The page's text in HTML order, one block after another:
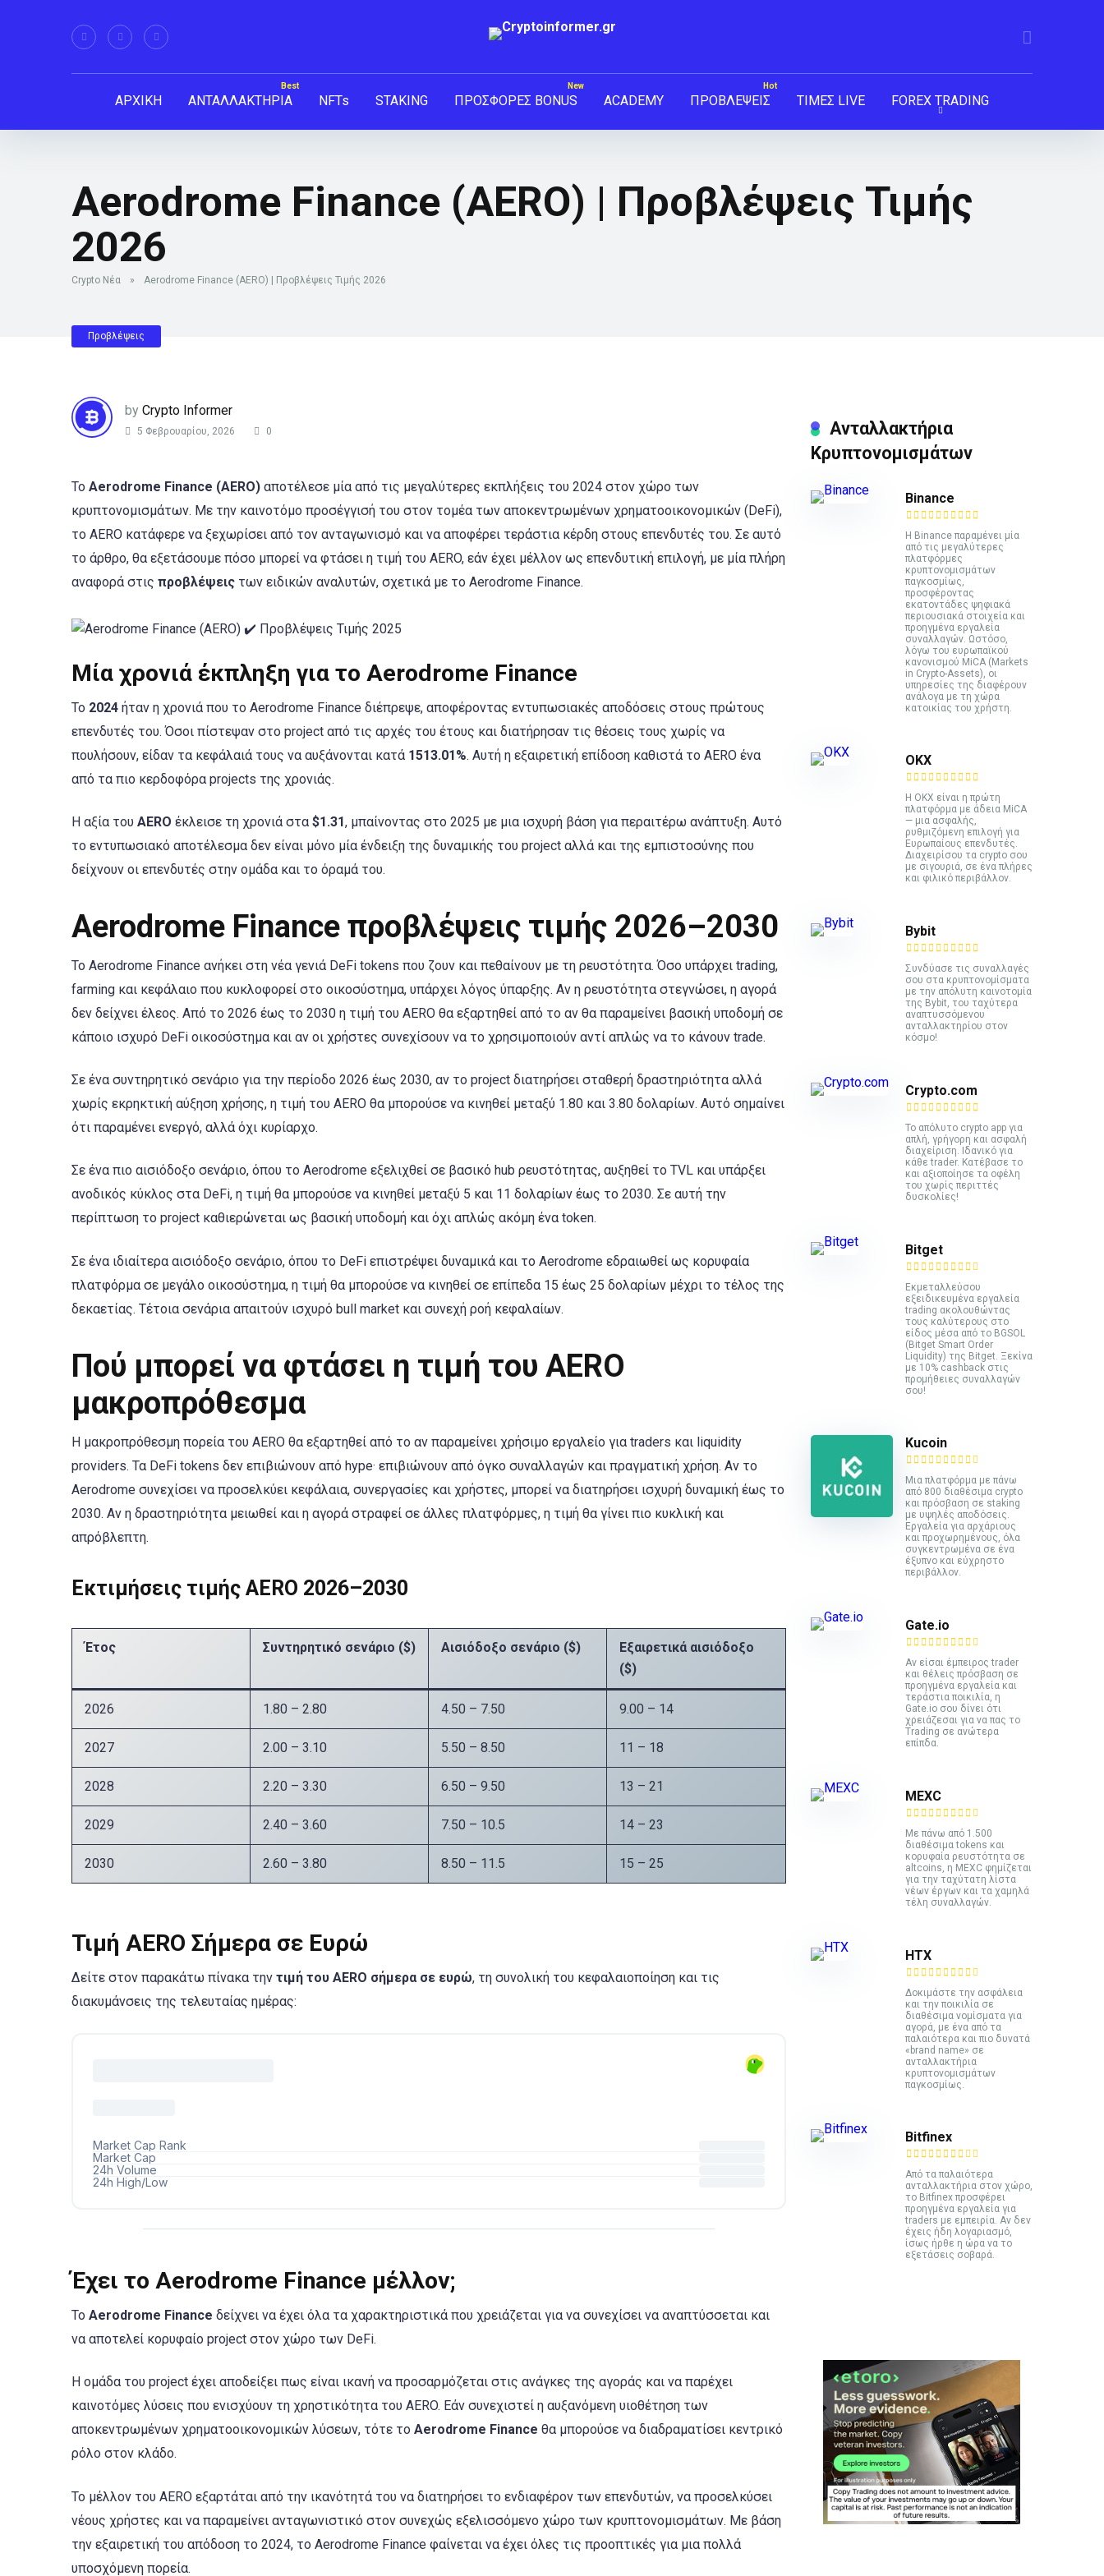
ΑΡΧΙΚΗ ΑΝΤΑΛΛΑΚΤΗΡΙΑ NFTs STAKING ΠΡΟΣΦΟΡΕΣ BONUS ACADEMY ΠΡΟΒΛΕΨΕΙΣ ΤΙΜΕΣ LIVE FOREX TRADING
Aerodrome Finance (AERO) | Προβλέψεις Τιμής
2026
Crypto Νέα » Aerodrome Finance (AERO) | Προβλέψεις Τιμής 2026
Προβλέψεις
by Crypto Informer
5 Φεβρουαρίου, 2026 0
Το Aerodrome Finance (AERO) αποτέλεσε μία από τις μεγαλύτερες εκπλήξεις του 2024 στον χώρο των
κρυπτονομισμάτων. Με την καινοτόμο προσέγγισή του στον τομέα των αποκεντρωμένων χρηματοοικονομικών (DeFi),
το AERO κατάφερε να ξεχωρίσει από τον ανταγωνισμό και να αποφέρει τεράστια κέρδη στους επενδυτές του. Σε αυτό
το άρθρο, θα εξετάσουμε πόσο μπορεί να φτάσει η τιμή του AERO, εάν έχει μέλλον ως επενδυτική επιλογή, με μία πλήρη
αναφορά στις προβλέψεις των ειδικών αναλυτών, σχετικά με το Aerodrome Finance.
Μία χρονιά έκπληξη για το Aerodrome Finance
Το 2024 ήταν η χρονιά που το Aerodrome Finance διέπρεψε, αποφέροντας εντυπωσιακές αποδόσεις στους πρώτους
επενδυτές του. Όσοι πίστεψαν στο project από τις αρχές του έτους και διατήρησαν τις θέσεις τους χωρίς να
πουλήσουν, είδαν τα κεφάλαιά τους να αυξάνονται κατά 1513.01%. Αυτή η εξαιρετική επίδοση καθιστά το AERO ένα
από τα πιο κερδοφόρα projects της χρονιάς.
Η αξία του AERO έκλεισε τη χρονιά στα $1.31, μπαίνοντας στο 2025 με μια ισχυρή βάση για περαιτέρω ανάπτυξη. Αυτό
το εντυπωσιακό αποτέλεσμα δεν είναι μόνο μία ένδειξη της δυναμικής του project αλλά και της εμπιστοσύνης που
δείχνουν οι επενδυτές στην ομάδα και το όραμά του.
Aerodrome Finance προβλέψεις τιμής 2026–2030
Το Aerodrome Finance ανήκει στη νέα γενιά DeFi tokens που ζουν και πεθαίνουν με τη ρευστότητα. Όσο υπάρχει trading,
farming και κεφάλαιο που κυκλοφορεί στο οικοσύστημα, υπάρχει λόγος ύπαρξης. Αν η ρευστότητα στεγνώσει, η αγορά
δεν δείχνει έλεος. Από το 2026 έως το 2030 η τιμή του AERO θα εξαρτηθεί από το αν θα παραμείνει βασική υποδομή σε
κάποιο ισχυρό DeFi οικοσύστημα και αν οι χρήστες συνεχίσουν να το χρησιμοποιούν αντί απλώς να το κάνουν trade.
Σε ένα συντηρητικό σενάριο για την περίοδο 2026 έως 2030, αν το project διατηρήσει σταθερή δραστηριότητα αλλά
χωρίς εκρηκτική αύξηση χρήσης, η τιμή του AERO θα μπορούσε να κινηθεί μεταξύ 1.80 και 3.80 δολαρίων. Αυτό σημαίνει
ότι παραμένει ενεργό, αλλά όχι κυρίαρχο.
Σε ένα πιο αισιόδοξο σενάριο, όπου το Aerodrome εξελιχθεί σε βασικό hub ρευστότητας, αυξηθεί το TVL και υπάρξει
ανοδικός κύκλος στα DeFi, η τιμή θα μπορούσε να κινηθεί μεταξύ 5 και 11 δολαρίων έως το 2030. Σε αυτή την
περίπτωση το project καθιερώνεται ως βασική υποδομή και όχι απλώς ακόμη ένα token.
Σε ένα ιδιαίτερα αισιόδοξο σενάριο, όπου το DeFi επιστρέψει δυναμικά και το Aerodrome εδραιωθεί ως κορυφαία
πλατφόρμα σε μεγάλο οικοσύστημα, η τιμή θα μπορούσε να κινηθεί σε επίπεδα 15 έως 25 δολαρίων μέχρι το τέλος της
δεκαετίας. Τέτοια σενάρια απαιτούν ισχυρό bull market και συνεχή ροή κεφαλαίων.
Πού μπορεί να φτάσει η τιμή του AERO
μακροπρόθεσμα
Η μακροπρόθεσμη πορεία του AERO θα εξαρτηθεί από το αν παραμείνει χρήσιμο εργαλείο για traders και liquidity
providers. Τα DeFi tokens δεν επιβιώνουν από hype· επιβιώνουν από όγκο συναλλαγών και πραγματική χρήση. Αν το
Aerodrome συνεχίσει να προσελκύει κεφάλαια, συνεργασίες και χρήστες, μπορεί να διατηρήσει ισχυρή δυναμική έως το
2030. Αν η δραστηριότητα μειωθεί και η αγορά στραφεί σε άλλες πλατφόρμες, η τιμή θα γίνει πιο κυκλική και
απρόβλεπτη.
Εκτιμήσεις τιμής AERO 2026–2030
Έτος Συντηρητικό σενάριο ($) Αισιόδοξο σενάριο ($)
Εξαιρετικά αισιόδοξο
($)
2026 1.80 – 2.80 4.50 – 7.50 9.00 – 14
2027 2.00 – 3.10 5.50 – 8.50 11 – 18
2028 2.20 – 3.30 6.50 – 9.50 13 – 21
2029 2.40 – 3.60 7.50 – 10.5 14 – 23
2030 2.60 – 3.80 8.50 – 11.5 15 – 25
Τιμή AERO Σήμερα σε Ευρώ
Δείτε στον παρακάτω πίνακα την τιμή του AERO σήμερα σε ευρώ, τη συνολική του κεφαλαιοποίηση και τις
διακυμάνσεις της τελευταίας ημέρας:
Έχει το Aerodrome Finance μέλλον;
Το Aerodrome Finance δείχνει να έχει όλα τα χαρακτηριστικά που χρειάζεται για να συνεχίσει να αναπτύσσεται και
να αποτελεί κορυφαίο project στον χώρο των DeFi.
Η ομάδα του project έχει αποδείξει πως είναι ικανή να προσαρμόζεται στις ανάγκες της αγοράς και να παρέχει
καινοτόμες λύσεις που ενισχύουν τη χρηστικότητα του AERO. Εάν συνεχιστεί η αυξανόμενη υιοθέτηση των
αποκεντρωμένων χρηματοοικονομικών λύσεων, τότε το Aerodrome Finance θα μπορούσε να διαδραματίσει κεντρικό
ρόλο στον κλάδο.
Το μέλλον του AERO εξαρτάται από την ικανότητά του να διατηρήσει το ενδιαφέρον των επενδυτών, να προσελκύσει
νέους χρήστες και να παραμείνει ανταγωνιστικό στον συνεχώς εξελισσόμενο χώρο των κρυπτονομισμάτων. Με βάση
την εξαιρετική του απόδοση το 2024, το Aerodrome Finance φαίνεται να έχει όλες τις προοπτικές για μια πολλά
υποσχόμενη πορεία.
Ανταλλακτήρια
Κρυπτονομισμάτων
Binance
Η Binance παραμένει μία
από τις μεγαλύτερες
πλατφόρμες
κρυπτονομισμάτων
παγκοσμίως,
προσφέροντας
εκατοντάδες ψηφιακά
περιουσιακά στοιχεία και
προηγμένα εργαλεία
συναλλαγών. Ωστόσο,
λόγω του ευρωπαϊκού
κανονισμού MiCA (Markets
in Crypto-Assets), οι
υπηρεσίες της διαφέρουν
ανάλογα με τη χώρα
κατοικίας του χρήστη.
ΟΚΧ
Η OKX είναι η πρώτη
πλατφόρμα με άδεια MiCA
— μια ασφαλής,
ρυθμιζόμενη επιλογή για
Ευρωπαίους επενδυτές.
Διαχειρίσου τα crypto σου
με σιγουριά, σε ένα πλήρες
και φιλικό περιβάλλον.
Bybit
Συνδύασε τις συναλλαγές
σου στα κρυπτονομίσματα
με την απόλυτη καινοτομία
της Bybit, του ταχύτερα
αναπτυσσόμενου
ανταλλακτηρίου στον
κόσμο!
Crypto.com
Το απόλυτο crypto app για
απλή, γρήγορη και ασφαλή
διαχείριση. Ιδανικό για
κάθε trader. Κατέβασε το
και αξιοποίησε τα οφέλη
του χωρίς περιττές
δυσκολίες!
Bitget
Εκμεταλλεύσου
εξειδικευμένα εργαλεία
trading ακολουθώντας
τους καλύτερους στο
είδος μέσα από το BGSOL
(Bitget Smart Order
Liquidity) της Bitget. Ξεκίνα
με 10% cashback στις
προμήθειες συναλλαγών
σου!
Kucoin
Mια πλατφόρμα με πάνω
από 800 διαθέσιμα crypto
και πρόσβαση σε staking
με υψηλές αποδόσεις.
Εργαλεία για αρχάριους
και προχωρημένους, όλα
συγκεντρωμένα σε ένα
έξυπνο και εύχρηστο
περιβάλλον.
Gate.io
Αν είσαι έμπειρος trader
και θέλεις πρόσβαση σε
προηγμένα εργαλεία και
τεράστια ποικιλία, η
Gate.io σου δίνει ότι
χρειάζεσαι για να πας το
Trading σε ανώτερα
επίπδα.
MEXC
Με πάνω από 1.500
διαθέσιμα tokens και
κορυφαία ρευστότητα σε
altcoins, η MEXC φημίζεται
για την ταχύτατη λίστα
νέων έργων και τα χαμηλά
τέλη συναλλαγών.
HTX
Δοκιμάστε την ασφάλεια
και την ποικιλία σε
διαθέσιμα νομίσματα για
αγορά, με ένα από τα
παλαιότερα και πιο δυνατά
«brand name» σε
ανταλλακτήρια
κρυπτονομισμάτων
παγκοσμίως.
Bitfinex
Από τα παλαιότερα
ανταλλακτήρια στον χώρο,
το Bitfinex προσφέρει
προηγμένα εργαλεία για
traders με εμπειρία. Αν δεν
έχεις ήδη λογαριασμό,
ίσως ήρθε η ώρα να το
εξετάσεις σοβαρά.